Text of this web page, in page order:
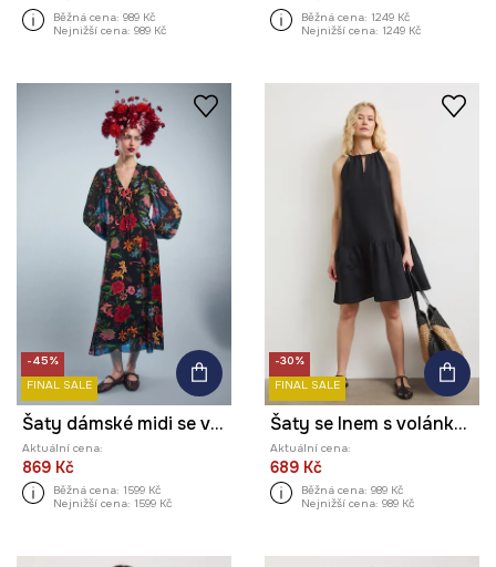
Běžná cena: 989 Kč
Nejnižší cena: 989 Kč
Běžná cena: 1249 Kč
Nejnižší cena: 1249 Kč
-45%
FINAL SALE
Šaty dámské midi se vzorem
Aktuální cena:
869 Kč
Běžná cena: 1599 Kč
Nejnižší cena: 1599 Kč
-30%
FINAL SALE
Šaty se lnem s volánkem
Aktuální cena:
689 Kč
Běžná cena: 989 Kč
Nejnižší cena: 989 Kč